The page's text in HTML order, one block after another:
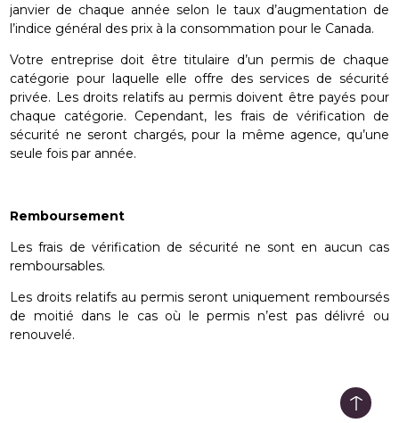
janvier de chaque année selon le taux d’augmentation de
l’indice général des prix à la consommation pour le Canada.
Votre entreprise doit être titulaire d’un permis de chaque
catégorie pour laquelle elle offre des services de sécurité
privée. Les droits relatifs au permis doivent être payés pour
chaque catégorie. Cependant, les frais de vérification de
sécurité ne seront chargés, pour la même agence, qu’une
seule fois par année.
Remboursement
Les frais de vérification de sécurité ne sont en aucun cas
remboursables.
Les droits relatifs au permis seront uniquement remboursés
de moitié dans le cas où le permis n’est pas délivré ou
renouvelé.